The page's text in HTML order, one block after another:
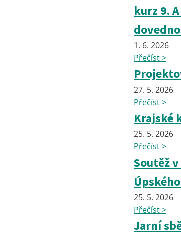
kurz 9.
1. 6. 2026
Přečíst >
27. 5. 2026
Přečíst >
Krajské
25. 5. 2026
Přečíst >
Soutěž
25. 5. 2026
Přečíst >
Jarní